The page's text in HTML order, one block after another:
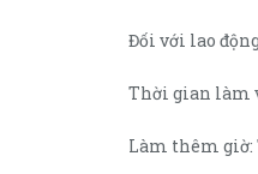
Đối với lao
Thời gian làm
Làm thêm giờ: